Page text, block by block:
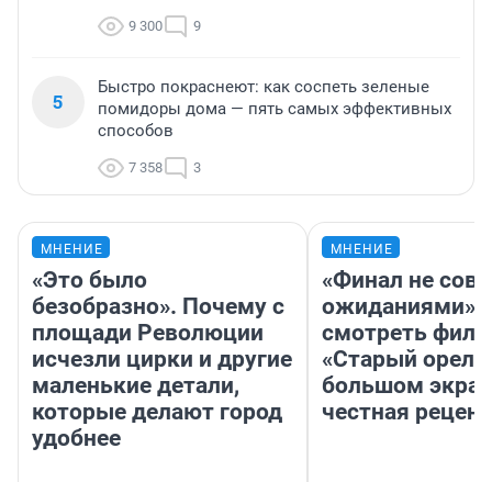
9 300 9
5
Быстро покраснеют: как соспеть зеленые
помидоры дома — пять самых эффективных
способов
7 358 3
МНЕНИЕ
«Это было
безобразно». Почему с
площади Революции
исчезли цирки и другие
маленькие детали,
которые делают город
удобнее
МНЕНИЕ
«Финал не
ожиданиями»:
смотреть
«Старый орел»
большом
честная